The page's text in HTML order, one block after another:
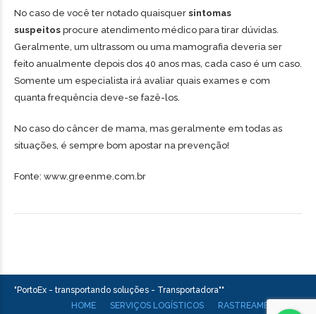
No caso de você ter notado quaisquer sintomas
suspeitos procure atendimento médico para tirar dúvidas.
Geralmente, um ultrassom ou uma mamografia deveria ser
feito anualmente depois dos 40 anos mas, cada caso é um caso.
Somente um especialista irá avaliar quais exames e com
quanta frequência deve-se fazê-los.
No caso do câncer de mama, mas geralmente em todas as
situações, é sempre bom apostar na prevenção!
Fonte: www.greenme.com.br
"PortoEx - transportando soluções - Transportadora""
HOME
SERVIÇOS LOGÍSTICOS RASTREAMENTO